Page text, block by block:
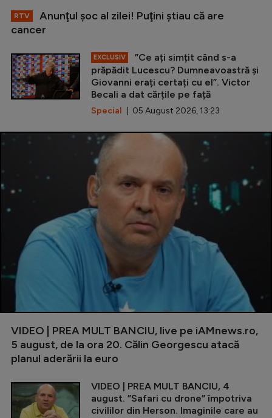
RTV
Anunţul şoc al zilei! Puţini ştiau că are
cancer
EXCLUSIV
”Ce ați simțit când s-a
prăpădit Lucescu? Dumneavoastră și
Giovanni erați certați cu el”. Victor
Becali a dat cărțile pe față
Special | 05 August 2026, 13:23
VIDEO | PREA MULT BANCIU, live pe iAMnews.ro,
5 august, de la ora 20. Călin Georgescu atacă
planul aderării la euro
VIDEO | PREA MULT BANCIU, 4
august. ”Safari cu drone” împotriva
civililor din Herson. Imaginile care au